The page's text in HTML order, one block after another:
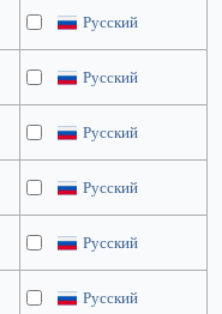
Русский
Русский
Русский
Русский
Русский
Русский